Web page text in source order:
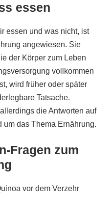
essen
essen und was nicht, ist
angewiesen. Sie
der Körper zum Leben
vollkommen
wird früher oder später
Tatsache.
die Antworten auf
das Thema Ernährung.
Fragen zum
vor dem Verzehr